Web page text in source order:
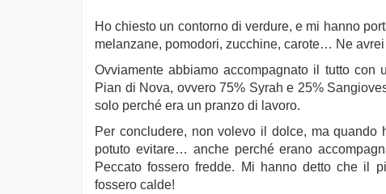
Ho chiesto un contorno di verdure, e mi hanno
melanzane, pomodori, zucchine, carote… Ne
Ovviamente abbiamo accompagnato il tutto
Pian di Nova, ovvero 75% Syrah e 25%
solo perché era un pranzo di lavoro.
Per concludere, non volevo il dolce, ma
potuto evitare… anche perché erano
Peccato fossero fredde. Mi hanno detto che il
fossero calde!